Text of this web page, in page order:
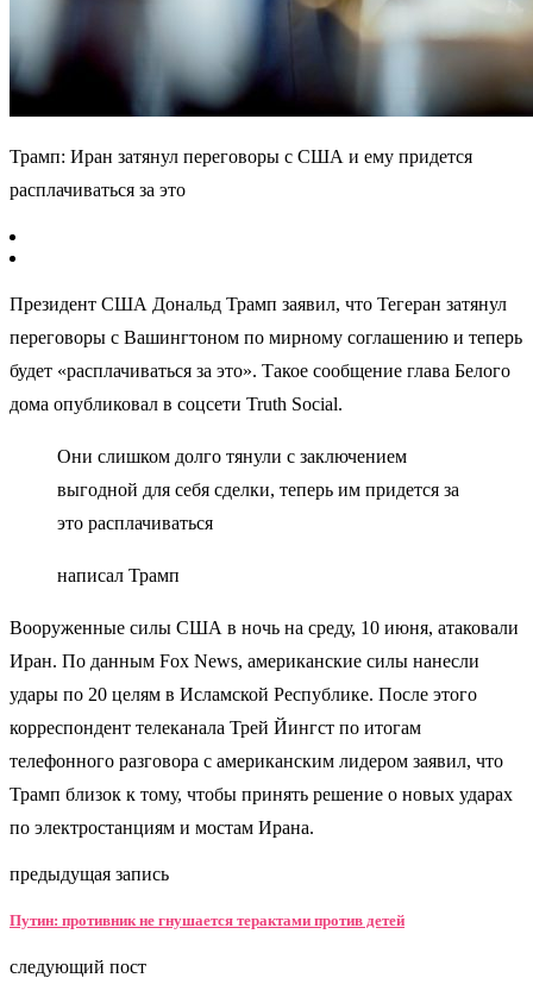
Трамп: Иран затянул переговоры с США и ему придется
расплачиваться за это
Президент США Дональд Трамп заявил, что Тегеран затянул
переговоры с Вашингтоном по мирному соглашению и теперь
будет «расплачиваться за это». Такое сообщение глава Белого
дома опубликовал в соцсети Truth Social.
Они слишком долго тянули с заключением
выгодной для себя сделки, теперь им придется за
это расплачиваться
написал Трамп
Вооруженные силы США в ночь на среду, 10 июня, атаковали
Иран. По данным Fox News, американские силы нанесли
удары по 20 целям в Исламской Республике. После этого
корреспондент телеканала Трей Йингст по итогам
телефонного разговора с американским лидером заявил, что
Трамп близок к тому, чтобы принять решение о новых ударах
по электростанциям и мостам Ирана.
предыдущая запись
Путин: противник не гнушается терактами против детей
следующий пост